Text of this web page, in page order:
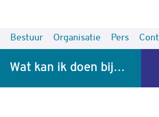
Bestuur Organisatie Pers
Wat kan ik doen bij…